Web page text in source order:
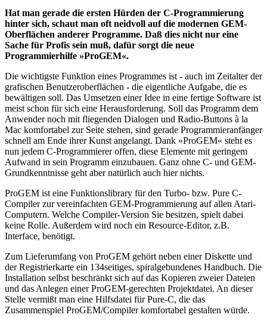
Hat man gerade die ersten Hürden der C-Programmierung
hinter sich, schaut man oft neidvoll auf die modernen GEM-
Oberflächen anderer Programme. Daß dies nicht nur eine
Sache für Profis sein muß, dafür sorgt die neue
Programmierhilfe »ProGEM«.
Die wichtigste Funktion eines Programmes ist - auch im Zeitalter der
grafischen Benutzeroberflächen - die eigentliche Aufgabe, die es
bewältigen soll. Das Umsetzen einer Idee in eine fertige Software ist
meist schon für sich eine Herausforderung. Soll das Programm dem
Anwender noch mit fliegenden Dialogen und Radio-Buttons à la
Mac komfortabel zur Seite stehen, sind gerade Programmieranfänger
schnell am Ende ihrer Kunst angelangt. Dank »ProGEM« steht es
nun jedem C-Programmierer offen, diese Elemente mit geringem
Aufwand in sein Programm einzubauen. Ganz ohne C- und GEM-
Grundkenntnisse geht aber natürlich auch hier nichts.
ProGEM ist eine Funktionslibrary für den Turbo- bzw. Pure C-
Compiler zur vereinfachten GEM-Programmierung auf allen Atari-
Computern. Welche Compiler-Version Sie besitzen, spielt dabei
keine Rolle. Außerdem wird noch ein Resource-Editor, z.B.
Interface, benötigt.
Zum Lieferumfang von ProGEM gehört neben einer Diskette und
der Registrierkarte ein 134seitiges, spiralgebundenes Handbuch. Die
Installation selbst beschränkt sich auf das Kopieren zweier Dateien
und das Anlegen einer ProGEM-gerechten Projektdatei. An dieser
Stelle vermißt man eine Hilfsdatei für Pure-C, die das
Zusammenspiel ProGEM/Compiler komfortabel gestalten würde.